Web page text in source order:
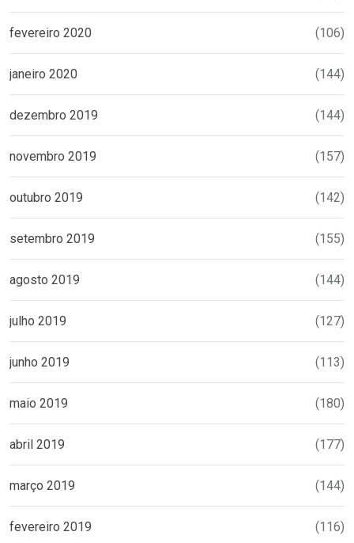
fevereiro 2020 (106)
janeiro 2020 (144)
dezembro 2019 (144)
novembro 2019 (157)
outubro 2019 (142)
setembro 2019 (155)
agosto 2019 (144)
julho 2019 (127)
junho 2019 (113)
maio 2019 (180)
abril 2019 (177)
março 2019 (144)
fevereiro 2019 (116)